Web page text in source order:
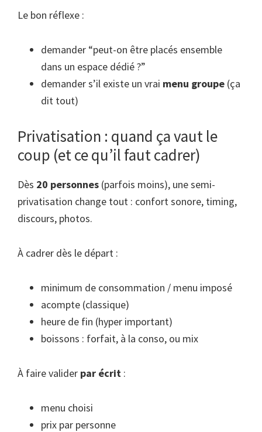
Le bon réflexe :
demander “peut-on être placés ensemble
dans un espace dédié ?”
demander s’il existe un vrai menu groupe (ça
dit tout)
Privatisation : quand ça vaut le
coup (et ce qu’il faut cadrer)
Dès 20 personnes (parfois moins), une semi-
privatisation change tout : confort sonore, timing,
discours, photos.
À cadrer dès le départ :
minimum de consommation / menu imposé
acompte (classique)
heure de fin (hyper important)
boissons : forfait, à la conso, ou mix
À faire valider par écrit :
menu choisi
prix par personne